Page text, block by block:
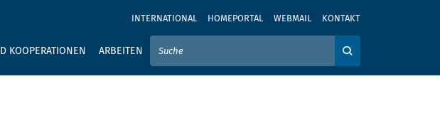
INTERNATIONAL HOMEPORTAL WEBMAIL KONTAKT
KOOPERATIONEN ARBEITEN
GEBEN SIE HIER IHREN SUCHBEGRIFF EIN